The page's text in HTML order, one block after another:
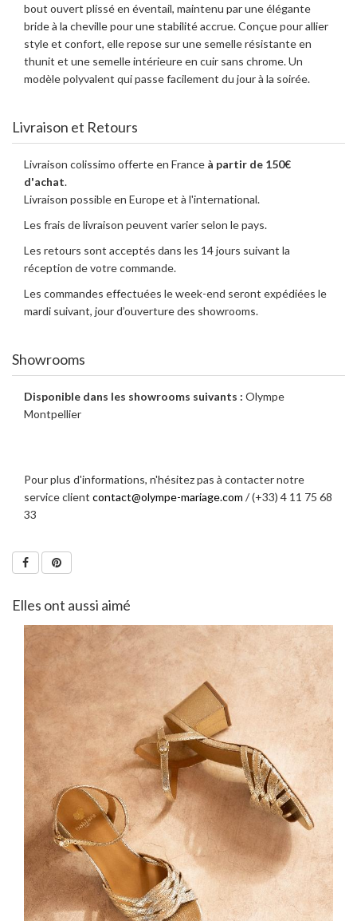
bout ouvert plissé en éventail, maintenu par une élégante
bride à la cheville pour une stabilité accrue. Conçue pour allier
style et confort, elle repose sur une semelle résistante en
thunit et une semelle intérieure en cuir sans chrome. Un
modèle polyvalent qui passe facilement du jour à la soirée.
Livraison et Retours
Livraison colissimo offerte en France à partir de 150€
d'achat.
Livraison possible en Europe et à l'international.
Les frais de livraison peuvent varier selon le pays.
Les retours sont acceptés dans les 14 jours suivant la
réception de votre commande.
Les commandes effectuées le week-end seront expédiées le
mardi suivant, jour d’ouverture des showrooms.
Showrooms
Disponible dans les showrooms suivants : Olympe
Montpellier
Pour plus d'informations, n'hésitez pas à contacter notre
service client contact@olympe-mariage.com / (+33) 4 11 75 68
33
Elles ont aussi aimé